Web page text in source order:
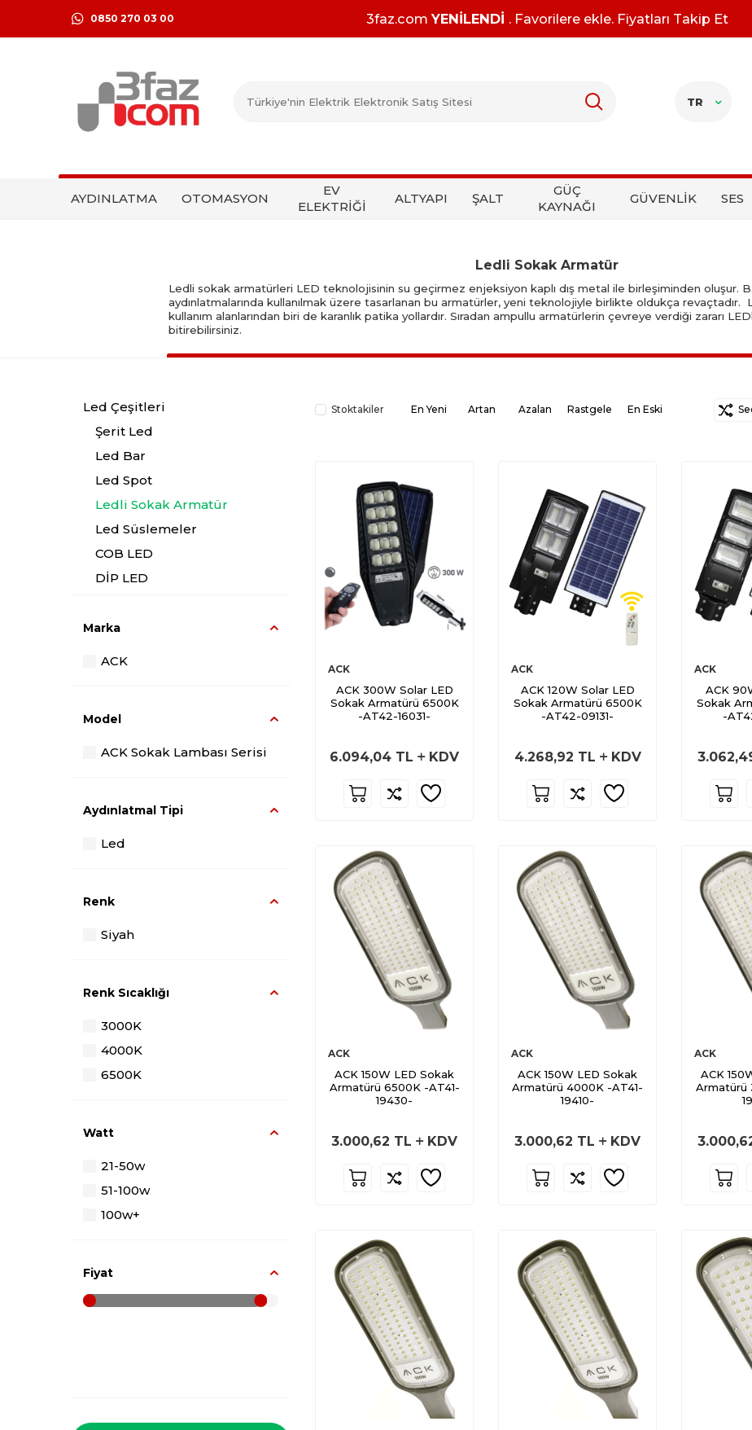
0850 270 03 00 3faz.comYENİLENDİ . Favorilere ekle. Fiyatları Takip Et
TR
AYDINLATMA OTOMASYON
EV
ELEKTRİĞİ
ALTYAPI ŞALT
GÜÇ
KAYNAĞI
GÜVENLİK SES
Ledli Sokak Armatür
Ledli sokak armatürleri LED teknolojisinin su geçirmez enjeksiyon kaplı dış metal ile birleşiminden oluşur.
aydınlatmalarında kullanılmak üzere tasarlanan bu armatürler, yeni teknolojiyle birlikte oldukça revaçtadır.
kullanım alanlarından biri de karanlık patika yollardır. Sıradan ampullu armatürlerin çevreye verdiği zararı
bitirebilirsiniz.
Led Çeşitleri
Şerit Led
Led Bar
Led Spot
Ledli Sokak Armatür
Led Süslemeler
COB LED
DİP LED
Marka
ACK
Model
ACK Sokak Lambası Serisi
Aydınlatmal Tipi
Led
Renk
Siyah
Renk Sıcaklığı
3000K
4000K
6500K
Watt
21-50w
51-100w
100w+
Fiyat
Stoktakiler En Yeni Artan Azalan Rastgele En Eski
ACK
ACK 300W Solar LED
Sokak Armatürü 6500K
-AT42-16031-
6.094,04 TL KDV
ACK
ACK 120W Solar LED
Sokak Armatürü 6500K
-AT42-09131-
4.268,92 TL KDV
ACK
ACK
Sokak
-
ACK
ACK 150W LED Sokak
Armatürü 6500K -AT41-
19430-
3.000,62 TL KDV
ACK
ACK 150W LED Sokak
Armatürü 4000K -AT41-
19410-
3.000,62 TL KDV
ACK
ACK
Armatürü